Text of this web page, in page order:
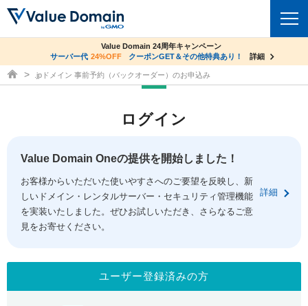
ドメイントップ
ドメイン移管
ドメイン価格一覧
ドメイン一括検索
.jpドメインオークション
gTLDオークション NEW!
コアサーバー
バリューサーバー
XREA
セキュリティトップ
Value Domain ネットde診断
SSL証明書
サービストップ
お得意様割引
facebook
co.jpドメイン✕コアサーバーV2ビジネス応援キャンペーン
サーバー料金1年間無料
詳細
Value Domain 24周年キャンペーン
サーバー代 24%OFF クーポンGET＆その他特典あり！ 詳細
ドメイン取得ならバリュードメイン
.jpドメイン 事前予約（バックオーダー）のお申込み
ログイン
Value Domain Oneの提供を開始しました！
お客様からいただいた使いやすさへのご要望を反映し、新
しいドメイン・レンタルサーバー・セキュリティ管理機能
を実装いたしました。ぜひお試しいただき、さらなるご意
見をお寄せください。
詳細
ユーザー登録済みの方